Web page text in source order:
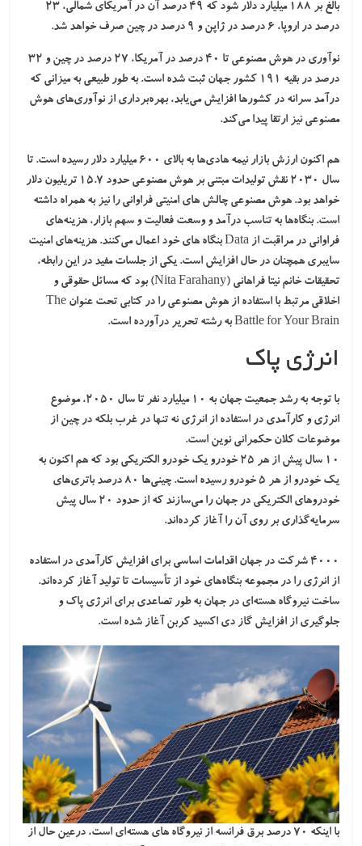
بالغ بر ۱۸۸ میلیارد دلار شود که ۴۹ درصد آن در آمریکای شمالی، ۲۳
درصد در اروپا، ۶ درصد در ژاپن و ۹ درصد در چین صرف خواهد شد.
نوآوری در هوش مصنوعی
تا ۴۰ درصد در آمریکا، ۲۷ درصد در چین و ۳۲
درصد در بقیه ۱۹۱ کشور جهان ثبت شده است. به طور طبیعی به میزانی که
درآمد سرانه در کشورها افزایش می‌یابد، بهره‌برداری از نوآوری‌های هوش
مصنوعی نیز ارتقا پیدا می‌کند.
هم اکنون ارزشبازار نیمه هادی‌ها
به بالای ۶۰۰ میلیارد دلار رسیده است. تا
سال ۲۰۳۰ نقش تولیدات مبتنی بر هوش مصنوعی حدود ۱۵.۷ تریلیون دلار
خواهد بود. هوش مصنوعی چالش های امنیتی فراوانی را نیز به همراه داشته
است. بنگاه‌ها به تناسب درآمد و وسعت فعالیت و سهم بازار، هزینه‌های
فراوانی در مراقبت از Data بنگاه های خود اعمال می‌کنند. هزینه‌های امنیت
سایبری همچنان در حال افزایش است. یکی از جلسات مفید در این رابطه،
تحقیقات خانم نیتا فراهانی (Nita Farahany) بود که مسائل حقوقی و
اخلاقی مرتبط با استفاده از هوش مصنوعی را در کتابی تحت عنوان The
Battle for Your Brain به رشته تحریر درآورده است.
انرژی پاک
با توجه به رشد جمعیت جهان به ۱۰ میلیارد نفر
تا سال ۲۰۵۰، موضوع
انرژی و کارآمدی در استفاده از انرژی نه تنها در غرب بلکه در چین از
موضوعات کلان حکمرانی نوین است.
۱۰ سال پیش از هر ۲۵ خودرو یک خودرو الکتریکی بود که هم اکنون به
یک خودرو از هر ۵ خودرو رسیده است. چینی‌ها ۸۰ درصد باتری‌های
خودروهای الکتریکی در جهان را می‌سازند که از حدود ۲۰ سال پیش
سرمایه‌گذاری بر روی آن را آغاز کرده‌اند.
۴۰۰۰ شرکت در جهان اقدامات اساسی برای افزایش کارآمدی در استفاده
از انرژی را در مجموعه بنگاه‌های خود از تأسیسات تا تولید آغاز کرده‌اند.
ساخت نیروگاه هسته‌ایدر جهان به طور تصاعدی برای انرژی پاک و
جلوگیری از افزایش گاز دی اکسید کربن آغاز شده است.
با اینکه ۷۰ درصد برق فرانسه از نیروگاه های هسته‌ای است، درعین حال از